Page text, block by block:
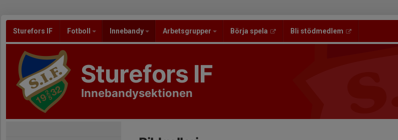
Sturefors IF Fotboll Innebandy Arbetsgrupper Börja spela Bli stödmedlem
Sturefors IF
Innebandysektionen